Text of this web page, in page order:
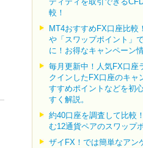
較！
MT4おすすめFX口座比較
や「スワップポイント」
に！お得なキャンペーン
毎月更新中！人気FX口座
クインしたFX口座のキャ
すすめポイントなどを初
すく解説。
約40口座を調査して比較
む12通貨ペアのスワップ
ザイFX！では簡単なアン